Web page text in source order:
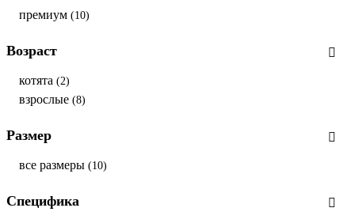
премиум (10)
Возраст
котята (2)
взрослые (8)
Размер
все размеры (10)
Специфика